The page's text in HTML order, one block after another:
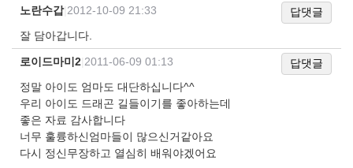
노란수갑| 2012-10-09 21:33
답댓글
잘 담아갑니다.
로이드마미2 2011-06-09 01:13
답댓글
정말 아이도 엄마도 대단하십니다^^
우리 아이도 드래곤 길들이기를 좋아하는데
좋은 자료 감사합니다
너무 훌륭하신엄마들이 많으신거같아요
다시 정신무장하고 열심히 배워야겠어요